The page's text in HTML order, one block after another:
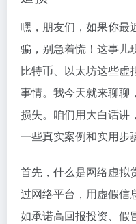
嘿，朋友们，如果你最
骗，别急着慌！这事儿
比特币、以太坊这些虚
事情。我今天就来聊聊
损失。咱们用大白话讲
一些真实案例和实用步
首先，什么是网络虚拟
过网络平台，用虚假信
如承诺高回报投资、假